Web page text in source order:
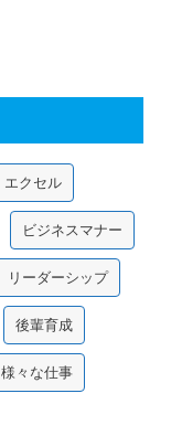
エクセル
ビジネスマナー
リーダーシップ
後輩育成
様々な仕事